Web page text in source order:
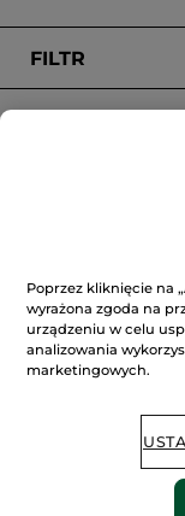
FILTR
100%
Pokaż
Poprzez kliknięcie na
wyrażona zgoda na
urządzeniu w celu
analizowania
marketingowych.